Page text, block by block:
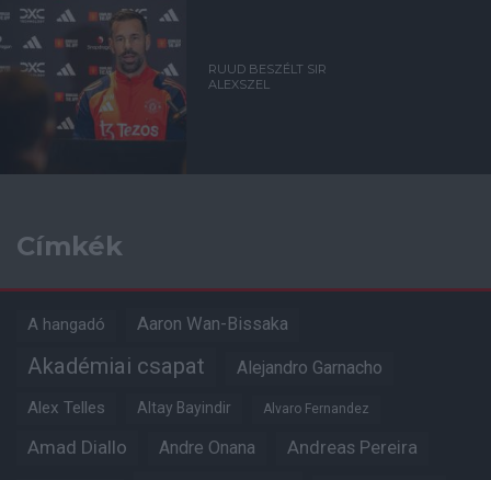
RUUD BESZÉLT SIR
ALEXSZEL
Címkék
A hangadó Aaron Wan-Bissaka
Akadémiai csapat Alejandro Garnacho
Alex Telles Altay Bayindir Alvaro Fernandez
Amad Diallo Andre Onana Andreas Pereira